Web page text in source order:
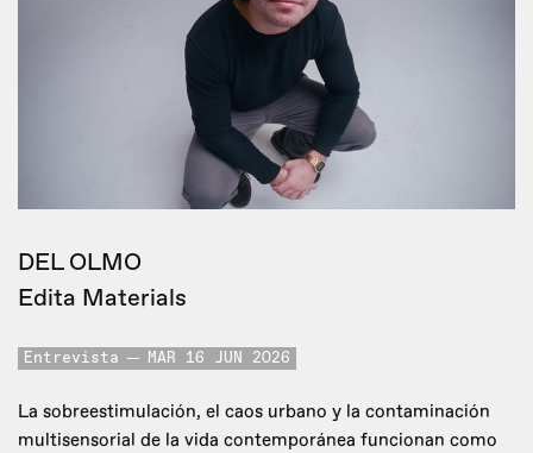
DEL OLMO
Edita Materials
Entrevista MAR 16 JUN 2026
La sobreestimulación, el caos urbano y la contaminación
multisensorial de la vida contemporánea funcionan como